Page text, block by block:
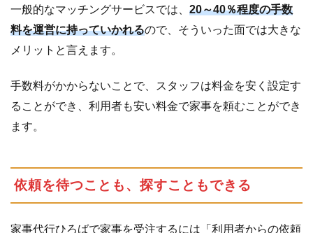
に
対
す
る
ス
ク
4
行
ば
一般的なマッチングサービスでは、 20～40％程度の手数
料を運営に持っていかれるので、そういった面では大きな
メリットと言えます。
手数料がかからないことで、スタッフは料金を安く設定す
ることができ、利用者も安い料金で家事を頼むことができ
ます。
依頼を待つことも、探すこともできる
家事代行ひろばで家事を受注するには「利用者からの依頼